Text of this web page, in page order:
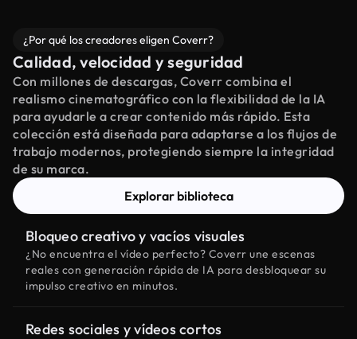
¿Por qué los creadores eligen Coverr?
Calidad, velocidad y seguridad
Con millones de descargas, Coverr combina el
realismo cinematográfico con la flexibilidad de la IA
para ayudarle a crear contenido más rápido. Esta
colección está diseñada para adaptarse a los flujos de
trabajo modernos, protegiendo siempre la integridad
de su marca.
Explorar biblioteca
Bloqueo creativo y vacíos visuales
¿No encuentra el vídeo perfecto? Coverr une escenas
reales con generación rápida de IA para desbloquear su
impulso creativo en minutos.
Redes sociales y vídeos cortos